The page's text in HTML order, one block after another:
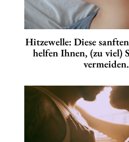
Hitzewelle: Diese
helfen Ihnen, (zu viel)
vermeiden.